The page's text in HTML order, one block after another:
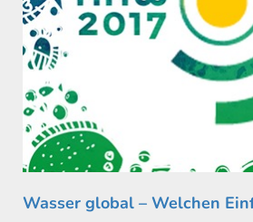
Wasser global – Welchen